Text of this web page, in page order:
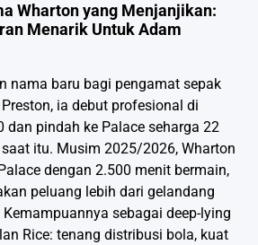
Wharton yang Menjanjikan:
Menarik Untuk Adam
nama baru bagi pengamat sepak
ia debut profesional di
dan pindah ke Palace seharga 22
itu. Musim 2025/2026, Wharton
dengan 2.500 menit bermain,
peluang lebih dari gelandang
sebagai deep-lying
Rice: tenang distribusi bola, kuat